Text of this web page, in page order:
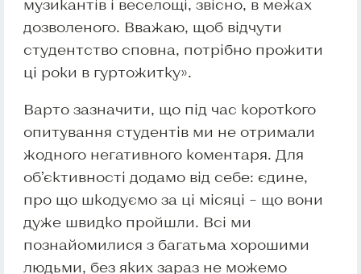
музикантів і веселощі, звісно, в межах
дозволеного. Вважаю, щоб відчути
студентство сповна, потрібно прожити
ці роки в гуртожитку».
Варто зазначити, що під час короткого
опитування студентів ми не отримали
жодного негативного коментаря. Для
об’єктивності додамо від себе: єдине,
про що шкодуємо за ці місяці – що вони
дуже швидко пройшли. Всі ми
познайомилися з багатьма хорошими
людьми, без яких зараз не можемо